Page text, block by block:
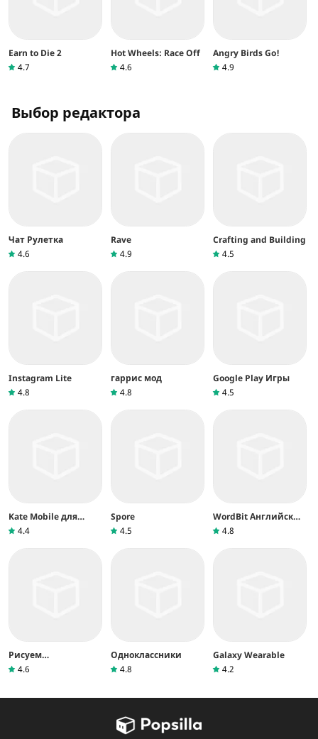
Earn to Die 2
4.7
Hot Wheels: Race Off
4.6
Angry Birds Go!
4.9
Выбор редактора
Чат Рулетка
4.6
Rave
4.9
Crafting and Building
4.5
Instagram Lite
4.8
гаррис мод
4.8
Google Play Игры
4.5
Kate Mobile для
ВКонтакте
4.4
Spore
4.5
WordBit Английский
язык
4.8
Рисуем
Мультфильмы 2
4.6
Одноклассники
4.8
Galaxy Wearable
4.2